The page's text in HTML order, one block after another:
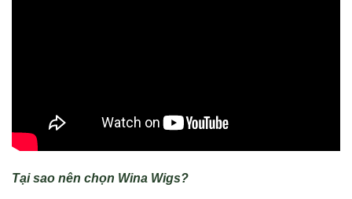
Tại sao nên chọn Wina Wigs?